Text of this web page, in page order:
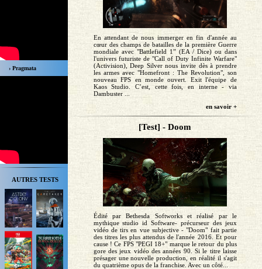
› Pragmata
AUTRES TESTS
En attendant de nous immerger en fin d'année au
cœur des champs de batailles de la première Guerre
mondiale avec "Battlefield 1” (EA / Dice) ou dans
l'univers futuriste de "Call of Duty Infinite Warfare"
(Activision), Deep Silver nous invite dès à prendre
les armes avec "Homefront : The Revolution", son
nouveau FPS en monde ouvert. Exit l'équipe de
Kaos Studio. C’est, cette fois, en interne - via
Dambuster ...
en savoir +
[Test] - Doom
Édité par Bethesda Softworks et réalisé par le
mythique studio id Software- précurseur des jeux
vidéo de tirs en vue subjective - "Doom" fait partie
des titres les plus attendus de l'année 2016. Et pour
cause ! Ce FPS "PEGI 18+" marque le retour du plus
gore des jeux vidéo des années 90. Si le titre laisse
présager une nouvelle production, en réalité il s'agit
du quatrième opus de la franchise. Avec un côté...